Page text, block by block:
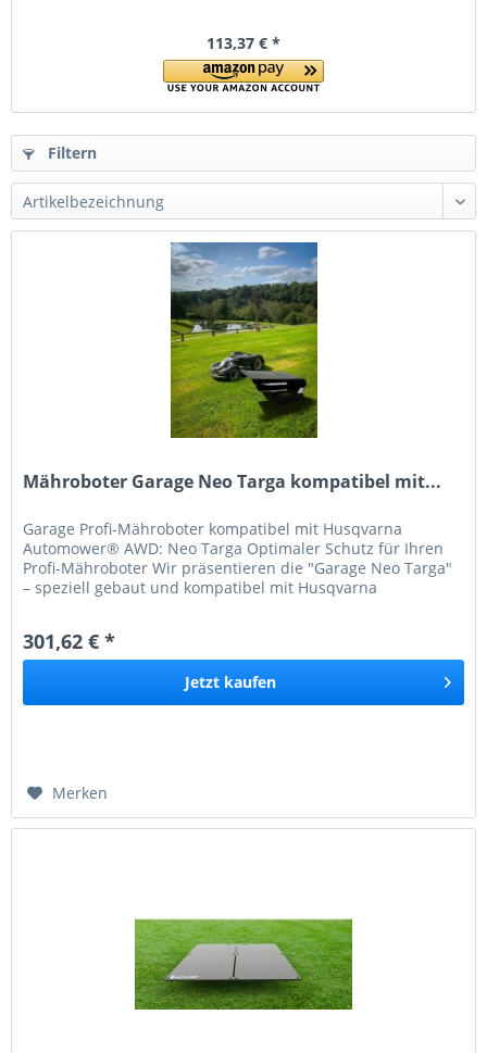
113,37 € *
Filtern
Mähroboter Garage Neo Targa kompatibel mit...
Garage Profi-Mähroboter kompatibel mit Husqvarna
Automower® AWD: Neo Targa Optimaler Schutz für Ihren
Profi-Mähroboter Wir präsentieren die "Garage Neo Targa"
– speziell gebaut und kompatibel mit Husqvarna
301,62 € *
Jetzt kaufen
Merken